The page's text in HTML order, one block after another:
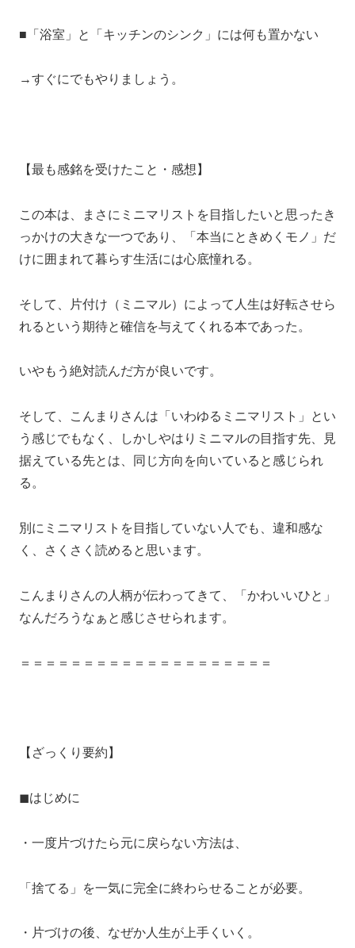
■「浴室」と「キッチンのシンク」には何も置かない
→すぐにでもやりましょう。
【最も感銘を受けたこと・感想】
この本は、まさにミニマリストを目指したいと思ったき
っかけの大きな一つであり、「本当にときめくモノ」だ
けに囲まれて暮らす生活には心底憧れる。
そして、片付け（ミニマル）によって人生は好転させら
れるという期待と確信を与えてくれる本であった。
いやもう絶対読んだ方が良いです。
そして、こんまりさんは「いわゆるミニマリスト」とい
う感じでもなく、しかしやはりミニマルの目指す先、見
据えている先とは、同じ方向を向いていると感じられ
る。
別にミニマリストを目指していない人でも、違和感な
く、さくさく読めると思います。
こんまりさんの人柄が伝わってきて、「かわいいひと」
なんだろうなぁと感じさせられます。
＝＝＝＝＝＝＝＝＝＝＝＝＝＝＝＝＝＝＝＝
【ざっくり要約】
◼︎はじめに
・一度片づけたら元に戻らない方法は、
「捨てる」を一気に完全に終わらせることが必要。
・片づけの後、なぜか人生が上手くいく。